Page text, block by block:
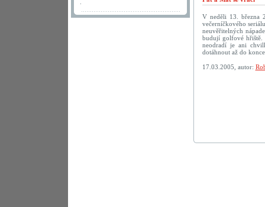
V neděli 13. března
večerníčkového
neuvěřitelných
budují golfové hřiště.
neodradí je ani
dotáhnout až do
17.03.2005, autor: